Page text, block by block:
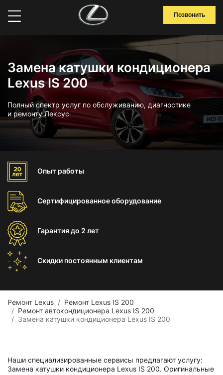
Позвонить
Замена катушки кондиционера
Lexus IS 200
Полный спектр услуг по обслуживанию, диагностике
и ремонту Лексус
Опыт работы
Сертифицированноеоборудование
Гарантиядо 2 лет
Скидки постоянным клиентам
Ремонт Lexus
Ремонт Lexus IS 200
Ремонт автокондиционера Lexus IS 200
Замена катушки кондиционера Lexus IS 200
Наши специализированные сервисы предлагают услугу:
Замена катушки кондиционера Lexus IS 200. Оригинальные